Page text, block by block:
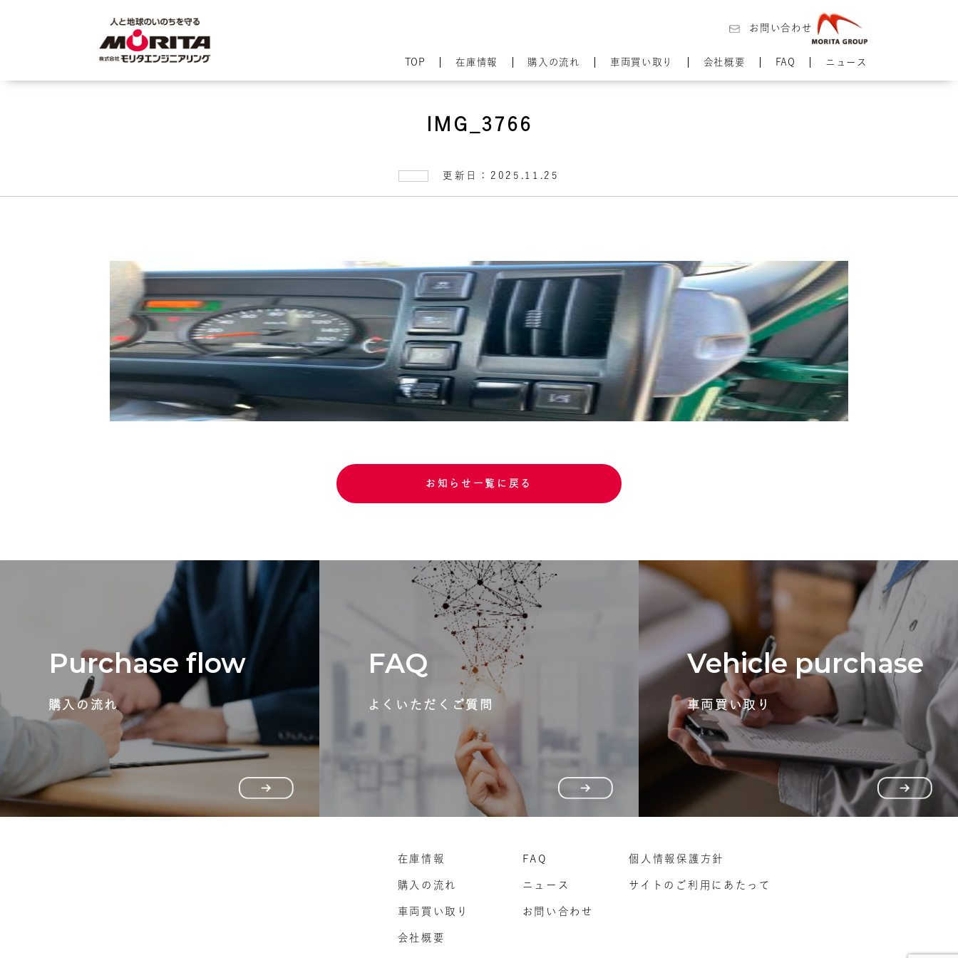
お問い合わせ
TOP 在庫情報 購入の流れ 車両買い取り 会社概要 FAQ ニュース
IMG_3766
更新日：2025.11.25
お知らせ一覧に戻る
Purchase flow
購入の流れ
FAQ
よくいただくご質問
Vehicle purchase
車両買い取り
在庫情報
購入の流れ
車両買い取り
会社概要
FAQ
ニュース
お問い合わせ
個人情報保護方針
サイトのご利用にあたって